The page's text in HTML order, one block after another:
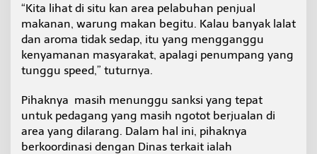
g
P
a
l
“Kita lihat di situ kan area pelabuhan penjual
makanan, warung makan begitu. Kalau banyak lalat
dan aroma tidak sedap, itu yang mengganggu
kenyamanan masyarakat, apalagi penumpang yang
tunggu speed,” tuturnya.
Pihaknya masih menunggu sanksi yang tepat
untuk pedagang yang masih ngotot berjualan di
area yang dilarang. Dalam hal ini, pihaknya
berkoordinasi dengan Dinas terkait ialah